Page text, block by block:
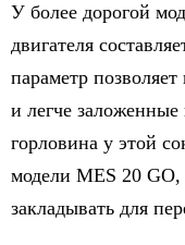
У более дорогой
двигателя
параметр
и легче
горловина у этой
модели MES 20
закладывать для